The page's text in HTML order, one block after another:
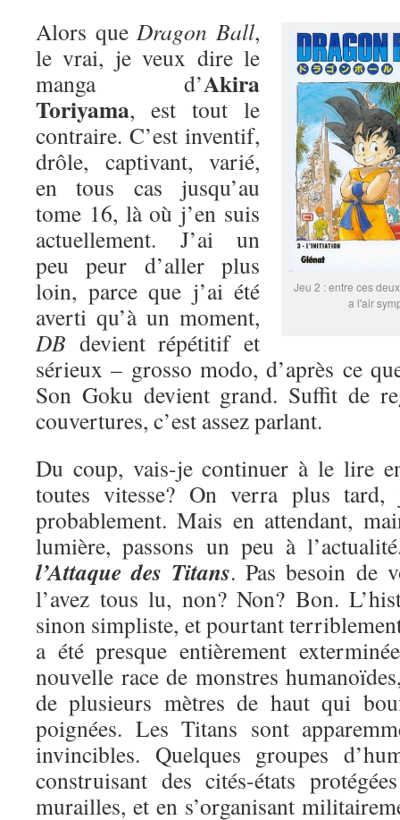
Jeu 2 : entre ces
a l'air
Alors queDragon Ball,
le vrai, je veux dire le
manga d’Akira
Toriyama, est tout le
contraire. C’est inventif,
drôle, captivant, varié,
en tous cas jusqu’au
tome 16, là où j’en suis
actuellement. J’ai un
peu peur d’aller plus
loin, parce que j’ai été
averti qu’à un moment,
DB devient répétitif et
sérieux – grosso modo, d’après ce
Son Goku devient grand. Suffit de
couvertures, c’est assez parlant.
Du coup, vais-je continuer à le lire
toutes vitesse? On verra plus
probablement. Mais en attendant,
lumière, passons un peu à
l’Attaque des Titans. Pas besoin de
l’avez tous lu, non? Non? Bon.
sinon simpliste, et pourtant
a été presque entièrement
nouvelle race de monstres
de plusieurs mètres de haut qui
poignées. Les Titans sont
invincibles. Quelques groupes
construisant des cités-états
murailles, et en s’organisant